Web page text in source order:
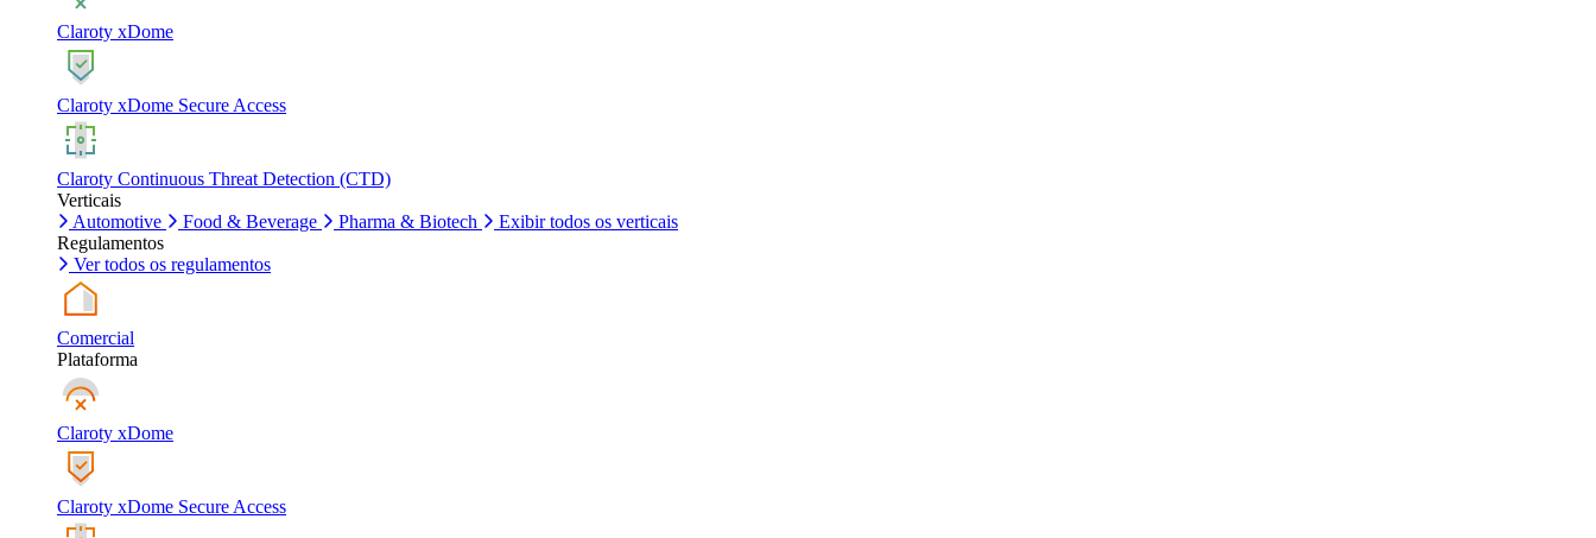
Claroty xDome
Claroty xDome Secure Access
Claroty Continuous Threat Detection (CTD)
Verticais
Automotive
Food & Beverage Pharma & Biotech
Exibir todos os verticais
Regulamentos
Ver todos os regulamentos
Comercial
Plataforma
Claroty xDome
Claroty xDome Secure Access